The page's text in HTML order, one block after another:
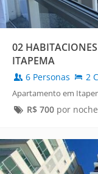
02
ITAPEMA
6 Personas 2
Apartamento em
R$ 700por noche